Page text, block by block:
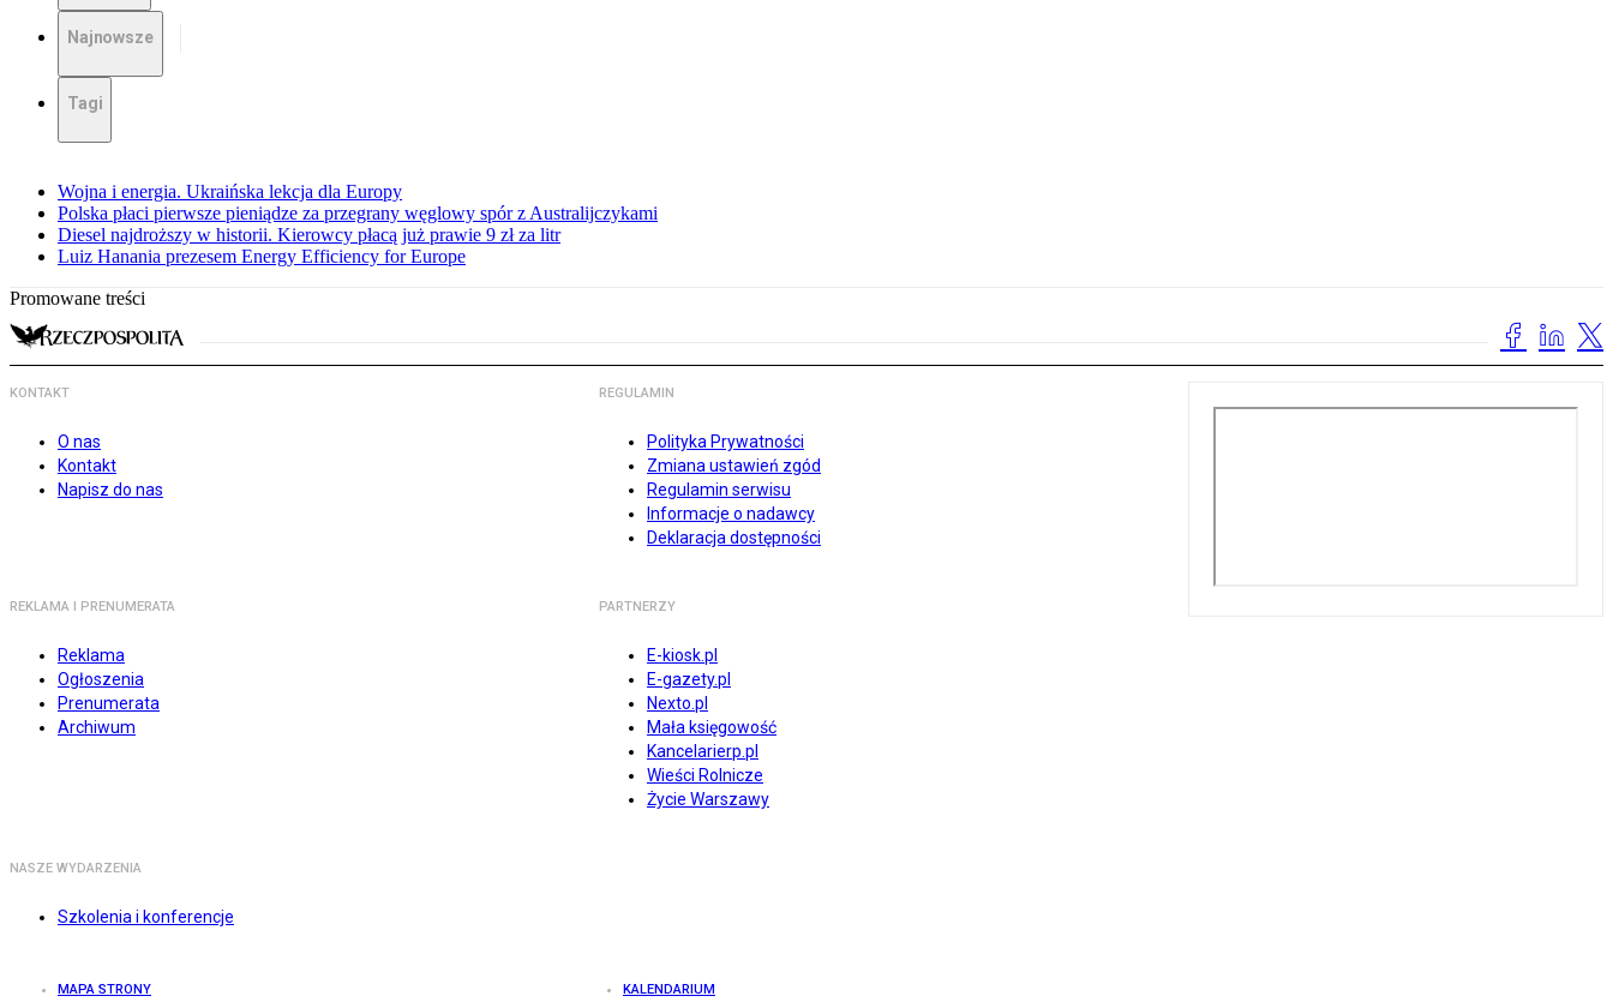
Najnowsze
Tagi
Wojna i energia. Ukraińska lekcja dla Europy
Polska płaci pierwsze pieniądze za przegrany węglowy spór z Australijczykami
Diesel najdroższy w historii. Kierowcy płacą już prawie 9 zł za litr
Luiz Hanania prezesem Energy Efficiency for Europe
Promowane treści
KONTAKT
O nas
Kontakt
Napisz do nas
REGULAMIN
Polityka Prywatności
Zmiana ustawień zgód
Regulamin serwisu
Informacje o nadawcy
Deklaracja dostępności
REKLAMA I PRENUMERATA
Reklama
Ogłoszenia
Prenumerata
Archiwum
PARTNERZY
E-kiosk.pl
E-gazety.pl
Nexto.pl
Mała księgowość
Kancelarierp.pl
Wieści Rolnicze
Życie Warszawy
NASZE WYDARZENIA
Szkolenia i konferencje
MAPA STRONY KALENDARIUM